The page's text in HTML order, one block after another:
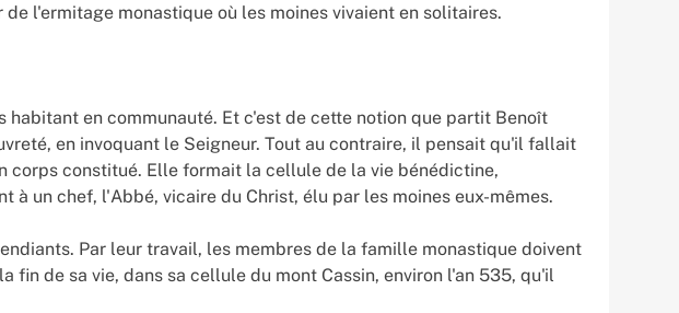
l'ermitage monastique où les moines vivaient en solitaires.
en communauté. Et c'est de cette notion que partit Benoît
en invoquant le Seigneur. Tout au contraire, il pensait qu'il fallait
corps constitué. Elle formait la cellule de la vie bénédictine,
à un chef, l'Abbé, vicaire du Christ, élu par les moines eux-mêmes.
Par leur travail, les membres de la famille monastique doivent
de sa vie, dans sa cellule du mont Cassin, environ l'an 535, qu'il